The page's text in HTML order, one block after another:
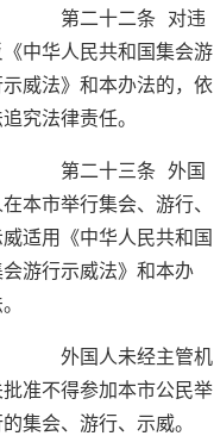
第二十二条 对违
《中华人民共和国集会游
威法》和本办法的，依
究法律责任。
第二十三条 外国
本市举行集会、游行、
适用《中华人民共和国
游行示威法》和本办
外国人未经主管机
批准不得参加本市公民举
集会、游行、示威。